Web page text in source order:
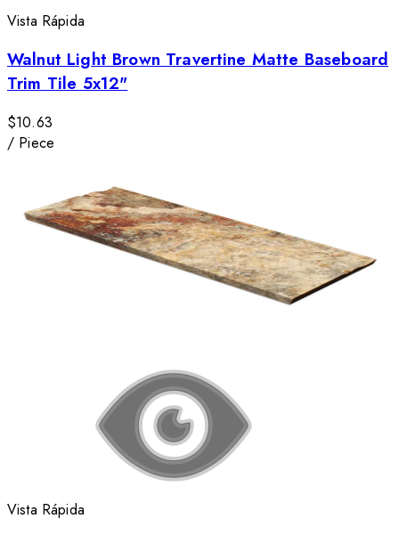
Vista Rápida
Walnut Light Brown Travertine Matte Baseboard
Trim Tile 5x12"
$10.63
/ Piece
Vista Rápida